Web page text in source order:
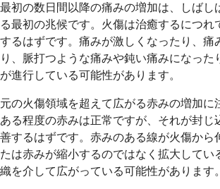
最初の数日間以降の痛みの増加は、しばし
る最初の兆候です。火傷は治癒するにつれ
するはずです。痛みが激しくなったり、痛
り、脈打つような痛みや鈍い痛みになった
が進行している可能性があります。
元の火傷領域を超えて広がる赤みの増加に
ある程度の赤みは正常ですが、それが封じ
善するはずです。赤みのある線が火傷から
たは赤みが縮小するのではなく拡大してい
織を介して広がっている可能性があります。